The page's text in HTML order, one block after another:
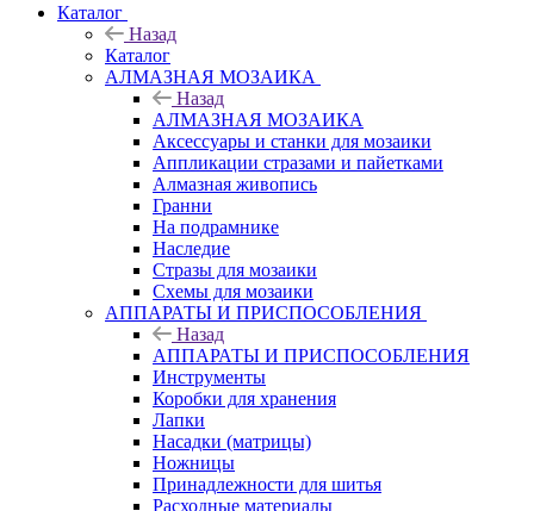
Каталог
Назад
Каталог
АЛМАЗНАЯ МОЗАИКА
Назад
АЛМАЗНАЯ МОЗАИКА
Аксессуары и станки для мозаики
Аппликации стразами и пайетками
Алмазная живопись
Гранни
На подрамнике
Наследие
Стразы для мозаики
Схемы для мозаики
АППАРАТЫ И ПРИСПОСОБЛЕНИЯ
Назад
АППАРАТЫ И ПРИСПОСОБЛЕНИЯ
Инструменты
Коробки для хранения
Лапки
Насадки (матрицы)
Ножницы
Принадлежности для шитья
Расходные материалы